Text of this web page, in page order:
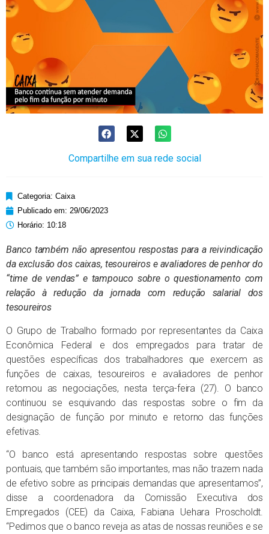
Compartilhe em sua rede social
Categoria: Caixa
Publicado em: 29/06/2023
Horário: 10:18
Banco também não apresentou respostas para a reivindicação
da exclusão dos caixas, tesoureiros e avaliadores de penhor do
“time de vendas” e tampouco sobre o questionamento com
relação à redução da jornada com redução salarial dos
tesoureiros
O Grupo de Trabalho formado por representantes da Caixa
Econômica Federal e dos empregados para tratar de
questões específicas dos trabalhadores que exercem as
funções de caixas, tesoureiros e avaliadores de penhor
retomou as negociações, nesta terça-feira (27). O banco
continuou se esquivando das respostas sobre o fim da
designação de função por minuto e retorno das funções
efetivas.
“O banco está apresentando respostas sobre questões
pontuais, que também são importantes, mas não trazem nada
de efetivo sobre as principais demandas que apresentamos”,
disse a coordenadora da Comissão Executiva dos
Empregados (CEE) da Caixa, Fabiana Uehara Proscholdt.
“Pedimos que o banco reveja as atas de nossas reuniões e se